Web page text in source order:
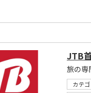
JTB
旅の専
カテ